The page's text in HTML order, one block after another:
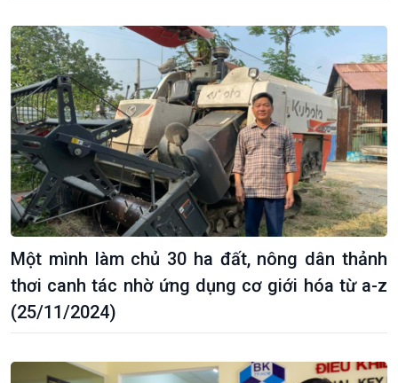
Trước giờ mở cửa
Dòng chảy Kinh tế
Sức sống hàng Việt
Khởi nghiệp
Tuyên chiến với gian lận
thương mại
đảo
Mùa vàng
Biển đảo Việt Nam
Tâm tình biên giới và hải
đảo
Tìm hiểu biển, đảo Việt
Nam
Một mình làm chủ 30 ha đất, nông dân thảnh
thơi canh tác nhờ ứng dụng cơ giới hóa từ a-z
(25/11/2024)